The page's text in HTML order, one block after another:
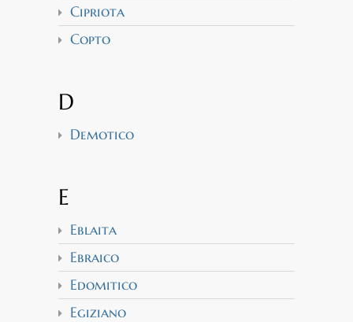
Cipriota
Copto
D
Demotico
E
Eblaita
Ebraico
Edomitico
Egiziano